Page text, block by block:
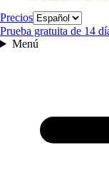
PreciosIdioma
Prueba gratuita de 14
Menú